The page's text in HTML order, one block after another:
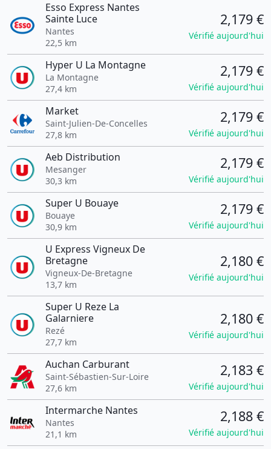
Esso Express Nantes
Sainte Luce
Nantes
22,5 km
2,179 €
Vérifié aujourd'hui
Hyper U La Montagne
La Montagne
27,4 km
2,179 €
Vérifié aujourd'hui
Market
Saint-Julien-De-Concelles
27,8 km
2,179 €
Vérifié aujourd'hui
Aeb Distribution
Mesanger
30,3 km
2,179 €
Vérifié aujourd'hui
Super U Bouaye
Bouaye
30,9 km
2,179 €
Vérifié aujourd'hui
U Express Vigneux De
Bretagne
Vigneux-De-Bretagne
13,7 km
2,180 €
Vérifié aujourd'hui
Super U Reze La
Galarniere
Rezé
27,7 km
2,180 €
Vérifié aujourd'hui
Auchan Carburant
Saint-Sébastien-Sur-Loire
27,6 km
2,183 €
Vérifié aujourd'hui
Intermarche Nantes
Nantes
21,1 km
2,188 €
Vérifié aujourd'hui